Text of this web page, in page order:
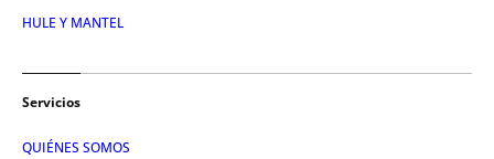
HULE Y MANTEL
Servicios
QUIÉNES SOMOS